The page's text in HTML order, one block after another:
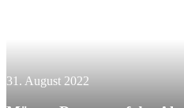
31. August 2022